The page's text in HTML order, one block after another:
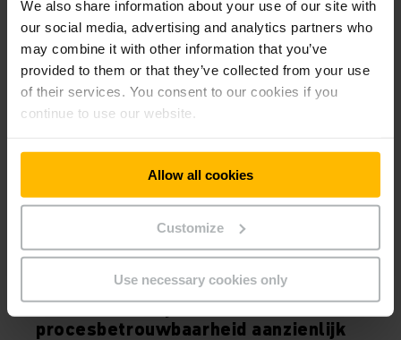
We also share information about your use of our site with
our social media, advertising and analytics partners who
may combine it with other information that you’ve
provided to them or that they’ve collected from your use
of their services. You consent to our cookies if you
continue to use our website.
Allow all cookies
Customize
Use necessary cookies only
LOGISTICS MANAGER BIJ HAMA GMBH & CO KG
“Het speciaal ontworpen
zonecontrolesysteem heeft onze
procesbetrouwbaarheid aanzienlijk